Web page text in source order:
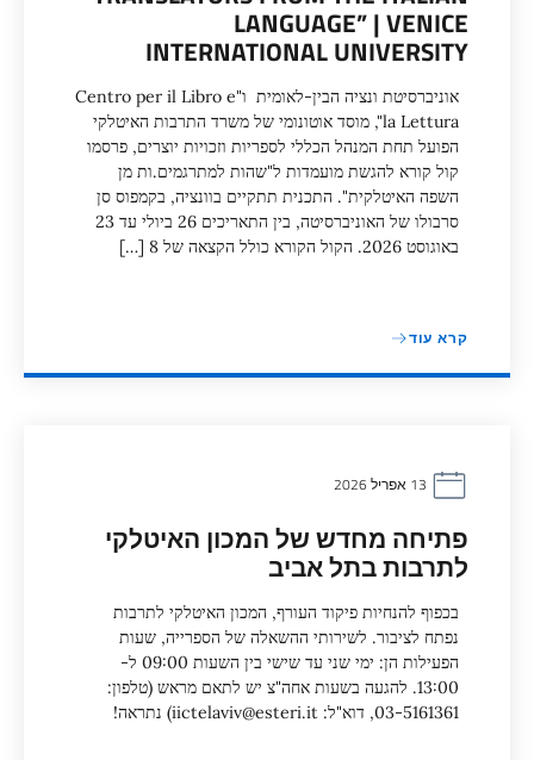
LANGUAGE” | VENICE
INTERNATIONAL UNIVERSITY
אוניברסיטת ונציה הבין-לאומית ו"Centro per il Libro e
la Lettura", מוסד אוטונומי של משרד התרבות האיטלקי
הפועל תחת המנהל הכללי לספריות וזכויות יוצרים, פרסמו
קול קורא להגשת מועמדות ל"שהות למתרגמים.ות מן
השפה האיטלקית". התכנית תתקיים בוונציה, בקמפוס סן
סרבולו של האוניברסיטה, בין התאריכים 26 ביולי עד 23
באוגוסט 2026. הקול הקורא כולל הקצאה של 8 […]
קרא עוד
פתיחה מחדש של המכון האיטלקי
לתרבות בתל אביב
בכפוף להנחיות פיקוד העורף, המכון האיטלקי לתרבות
נפתח לציבור. לשירותי ההשאלה של הספרייה, שעות
הפעילות הן: ימי שני עד שישי בין השעות 09:00 ל-
13:00. להגעה בשעות אחה"צ יש לתאם מראש (טלפון:
03-5161361, דוא"ל: iictelaviv@esteri.it) נתראה!